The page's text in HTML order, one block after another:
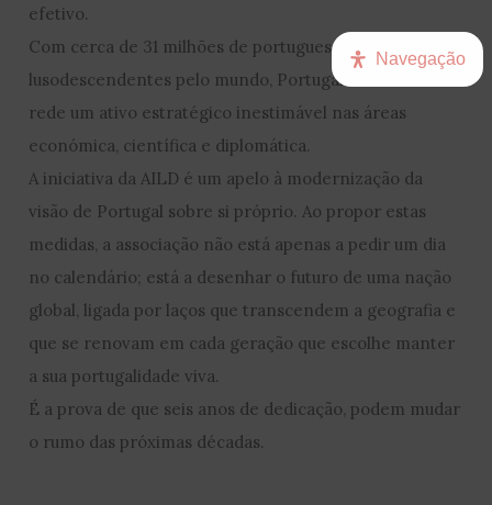
efetivo.
Com cerca de 31 milhões de portugueses e
lusodescendentes pelo mundo, Portugal tem nesta
rede um ativo estratégico inestimável nas áreas
económica, científica e diplomática.
A iniciativa da AILD é um apelo à modernização da
visão de Portugal sobre si próprio. Ao propor estas
medidas, a associação não está apenas a pedir um dia
no calendário; está a desenhar o futuro de uma nação
global, ligada por laços que transcendem a geografia e
que se renovam em cada geração que escolhe manter
a sua portugalidade viva.
É a prova de que seis anos de dedicação, podem mudar
o rumo das próximas décadas.
Navegação